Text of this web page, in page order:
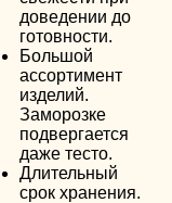
доведении до
готовности.
Большой
ассортимент
изделий.
Заморозке
подвергается
даже тесто.
Длительный
срок хранения.